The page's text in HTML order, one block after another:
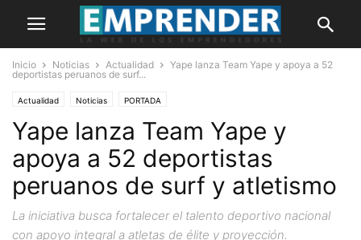
Inicio Noticias Actualidad
Yape lanza Team Yape y apoya a 52
deportistas peruanos de surf...
Actualidad Noticias PORTADA
Yape lanza Team Yape y
apoya a 52 deportistas
peruanos de surf y atletismo
La iniciativa busca fortalecer el talento deportivo nacional
con apoyo integral a atletas de élite y proyección.